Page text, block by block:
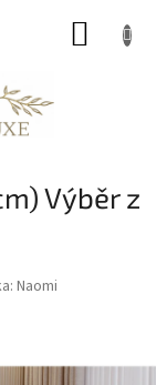
Výběr z
Naomi